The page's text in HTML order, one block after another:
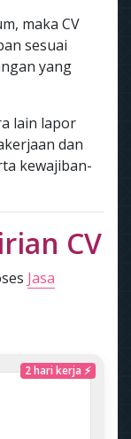
maka CV
sesuai
yang
lain lapor
dan
kewajiban-
CV
Jasa
2 hari kerja ⚡